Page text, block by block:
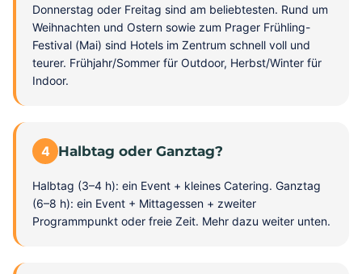
Donnerstag oder Freitag sind am beliebtesten. Rund um
Weihnachten und Ostern sowie zum Prager Frühling-
Festival (Mai) sind Hotels im Zentrum schnell voll und
teurer. Frühjahr/Sommer für Outdoor, Herbst/Winter für
Indoor.
4 Halbtag oder Ganztag?
Halbtag (3–4 h): ein Event + kleines Catering. Ganztag
(6–8 h): ein Event + Mittagessen + zweiter
Programmpunkt oder freie Zeit. Mehr dazu weiter unten.